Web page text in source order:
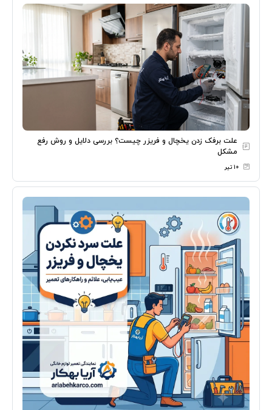
علت برفک زدن یخچال و فریزر چیست؟ بررسی دلایل و روش رفع
مشکل
۱۰ تیر